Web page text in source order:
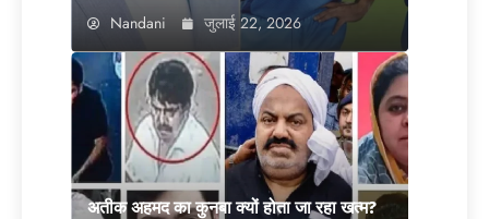
Nandani जुलाई 22, 2026
अतीक अहमद का कुनबा क्यों होता जा रहा खत्म?